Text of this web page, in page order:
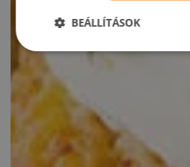
BEÁLLÍTÁSOK